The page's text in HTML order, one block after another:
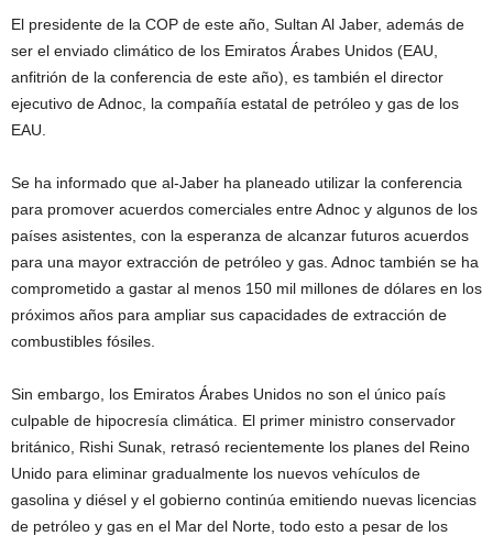
El presidente de la COP de este año, Sultan Al Jaber, además de
ser el enviado climático de los Emiratos Árabes Unidos (EAU,
anfitrión de la conferencia de este año), es también el director
ejecutivo de Adnoc, la compañía estatal de petróleo y gas de los
EAU.
Se ha informado que al-Jaber ha planeado utilizar la conferencia
para promover acuerdos comerciales entre Adnoc y algunos de los
países asistentes, con la esperanza de alcanzar futuros acuerdos
para una mayor extracción de petróleo y gas. Adnoc también se ha
comprometido a gastar al menos 150 mil millones de dólares en los
próximos años para ampliar sus capacidades de extracción de
combustibles fósiles.
Sin embargo, los Emiratos Árabes Unidos no son el único país
culpable de hipocresía climática. El primer ministro conservador
británico, Rishi Sunak, retrasó recientemente los planes del Reino
Unido para eliminar gradualmente los nuevos vehículos de
gasolina y diésel y el gobierno continúa emitiendo nuevas licencias
de petróleo y gas en el Mar del Norte, todo esto a pesar de los